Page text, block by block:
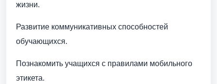
жизни.
Развитие коммуникативных способностей
обучающихся.
Познакомить учащихся с правилами мобильного
этикета.